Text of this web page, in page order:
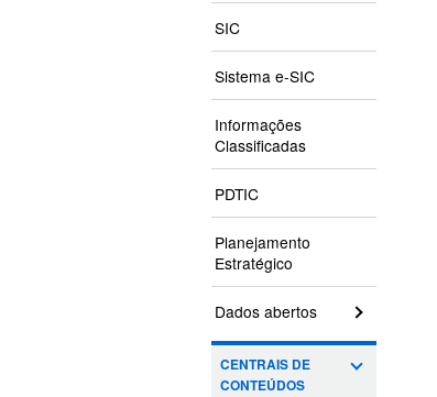
SIC
Sistema e-SIC
Informações
Classificadas
PDTIC
Planejamento
Estratégico
Dados abertos
CENTRAIS DE
CONTEÚDOS